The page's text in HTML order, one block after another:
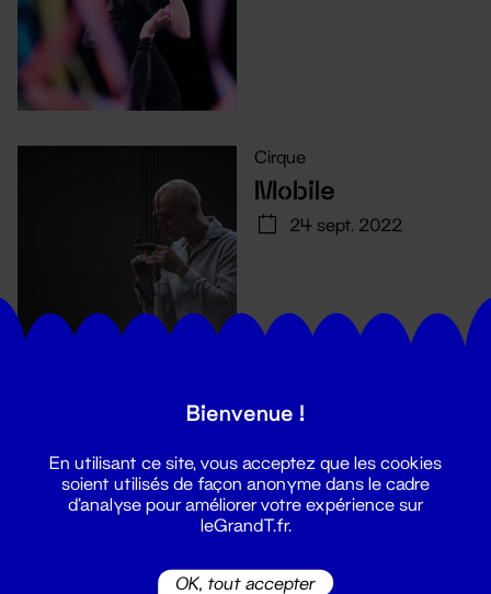
Cirque
Mobile
24 sept. 2022
Suivez toutes les actualités du
Bienvenue !
En utilisant ce site, vous acceptez que les cookies
soient utilisés de façon anonyme dans le cadre
d'analyse pour améliorer votre expérience sur
leGrandT.fr.
OK, tout accepter